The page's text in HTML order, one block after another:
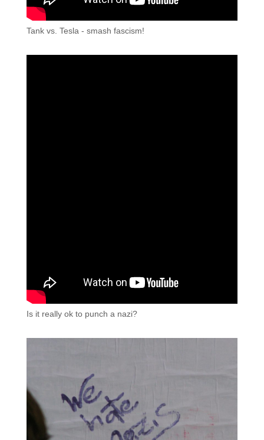
Tank vs. Tesla - smash fascism!
Is it really ok to punch a nazi?